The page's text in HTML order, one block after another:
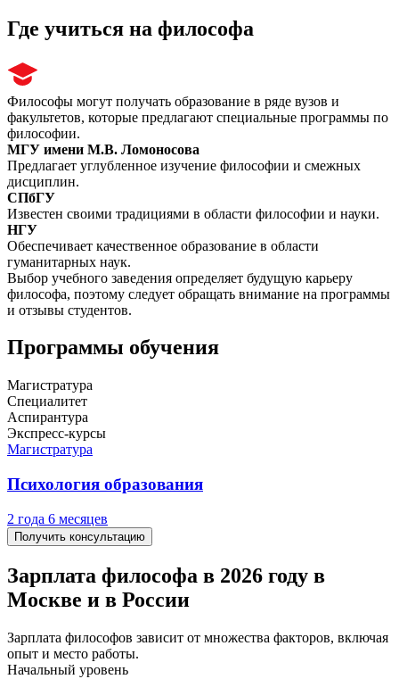
Где учиться на философа
Философы могут получать образование в ряде вузов и
факультетов, которые предлагают специальные программы по
философии.
МГУ имени М.В. Ломоносова
Предлагает углубленное изучение философии и смежных
дисциплин.
СПбГУ
Известен своими традициями в области философии и науки.
НГУ
Обеспечивает качественное образование в области
гуманитарных наук.
Выбор учебного заведения определяет будущую карьеру
философа, поэтому следует обращать внимание на программы
и отзывы студентов.
Программы обучения
Магистратура
Специалитет
Аспирантура
Экспресс-курсы
Магистратура
Психология образования
2 года 6 месяцев
Получить консультацию
Зарплата философа в 2026 году в
Москве и в России
Зарплата философов зависит от множества факторов, включая
опыт и место работы.
Начальный уровень